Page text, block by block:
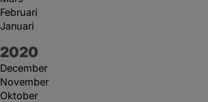
Februari
Januari
År:
2020
December
November
Oktober